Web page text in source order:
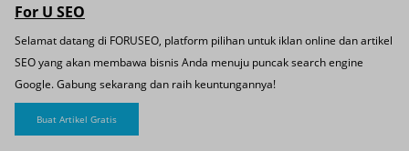
For U SEO
Selamat datang di FORUSEO, platform pilihan untuk iklan online dan artikel
SEO yang akan membawa bisnis Anda menuju puncak search engine
Google. Gabung sekarang dan raih keuntungannya!
Buat Artikel Gratis